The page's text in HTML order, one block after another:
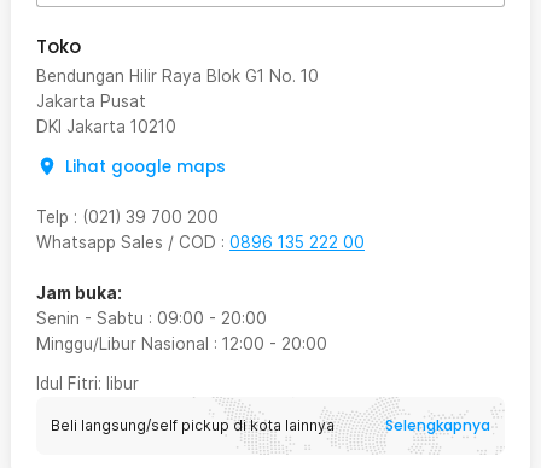
Toko
Bendungan Hilir Raya Blok G1 No. 10
Jakarta Pusat
DKI Jakarta 10210
Lihat google maps
Telp : (021) 39 700 200
Whatsapp Sales / COD : 0896 135 222 00
Jam buka:
Senin - Sabtu : 09:00 - 20:00
Minggu/Libur Nasional : 12:00 - 20:00
Idul Fitri: libur
Beli langsung/self pickup di kota lainnya Selengkapnya